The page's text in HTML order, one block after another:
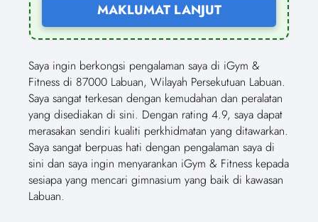
MAKLUMAT LANJUT
Saya ingin berkongsi pengalaman saya di iGym &
Fitness di 87000 Labuan, Wilayah Persekutuan Labuan.
Saya sangat terkesan dengan kemudahan dan peralatan
yang disediakan di sini. Dengan rating 4.9, saya dapat
merasakan sendiri kualiti perkhidmatan yang ditawarkan.
Saya sangat berpuas hati dengan pengalaman saya di
sini dan saya ingin menyarankan iGym & Fitness kepada
sesiapa yang mencari gimnasium yang baik di kawasan
Labuan.